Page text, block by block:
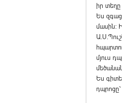
իր
Ես
մասին:
մյուս
Ես
դպրոցը`